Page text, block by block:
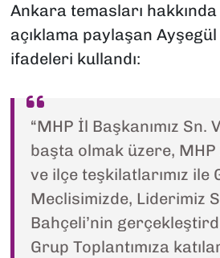
Ankara temasları
açıklama paylaşan Ayşegül
ifadeleri kullandı:
“MHP İl Başkanımız Sn.
başta olmak üzere, MHP
ve ilçe teşkilatlarımız ile
Meclisimizde, Liderimiz
Bahçeli’nin
Grup Toplantımıza